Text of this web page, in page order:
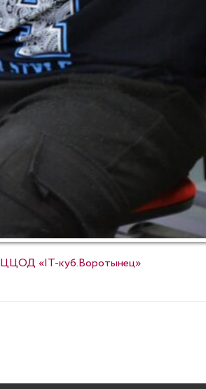
ЦЦОД «IT-куб.Воротынец»